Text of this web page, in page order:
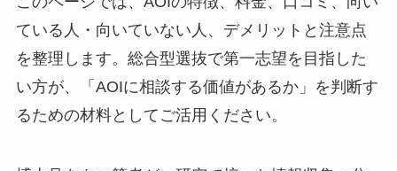
ている人・向いていない人、デメリットと注意点
を整理します。総合型選抜で第一志望を目指した
い方が、「AOIに相談する価値があるか」を判断す
るための材料としてご活用ください。